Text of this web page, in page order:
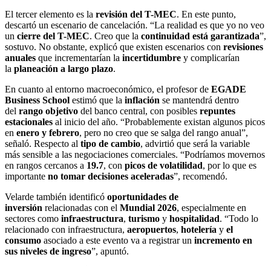
El tercer elemento es la revisión del T-MEC. En este punto,
descartó un escenario de cancelación. “La realidad es que yo no veo
un cierre del T-MEC. Creo que la continuidad está garantizada”,
sostuvo. No obstante, explicó que existen escenarios con revisiones
anuales que incrementarían la incertidumbre y complicarían
la planeación a largo plazo.
En cuanto al entorno macroeconómico, el profesor de EGADE
Business School estimó que la inflación se mantendrá dentro
del rango objetivo del banco central, con posibles repuntes
estacionales al inicio del año. “Probablemente existan algunos picos
en enero y febrero, pero no creo que se salga del rango anual”,
señaló. Respecto al tipo de cambio, advirtió que será la variable
más sensible a las negociaciones comerciales. “Podríamos movernos
en rangos cercanos a 19.7, con picos de volatilidad, por lo que es
importante no tomar decisiones aceleradas”, recomendó.
Velarde también identificó oportunidades de
inversión relacionadas con el Mundial 2026, especialmente en
sectores como infraestructura, turismo y hospitalidad. “Todo lo
relacionado con infraestructura, aeropuertos, hotelería y el
consumo asociado a este evento va a registrar un incremento en
sus niveles de ingreso”, apuntó.